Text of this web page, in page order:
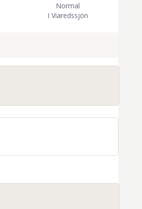
Normal
I Viaredssjön